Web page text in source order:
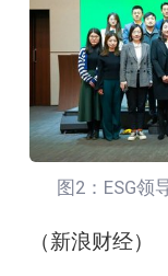
图2：ESG领
（新浪财经）